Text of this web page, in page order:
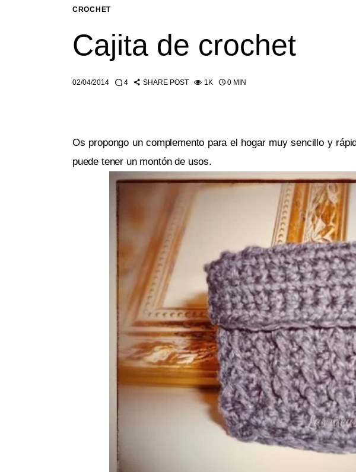
CROCHET
Cajita de crochet
02/04/2014 4 SHARE POST 1K 0 MIN
Os propongo un complemento para el hogar muy sencillo y
puede tener un montón de usos.